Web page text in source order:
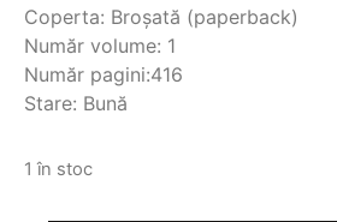
Coperta: Broșată (paperback)
Număr volume: 1
Număr pagini:416
Stare: Bună
1 în stoc